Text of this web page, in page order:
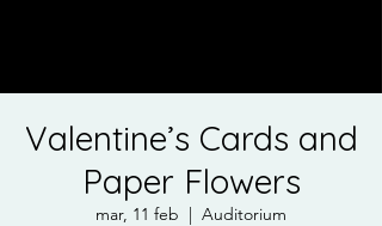
Valentine’s Cards and
Paper Flowers
mar, 11 feb
  |
Auditorium